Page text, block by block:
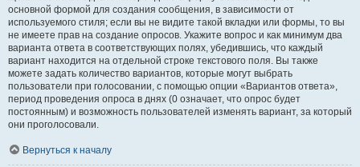
основной формой для создания сообщения, в зависимости от
используемого стиля; если вы не видите такой вкладки или формы, то вы
не имеете прав на создание опросов. Укажите вопрос и как минимум два
варианта ответа в соответствующих полях, убедившись, что каждый
вариант находится на отдельной строке текстового поля. Вы также
можете задать количество вариантов, которые могут выбрать
пользователи при голосовании, с помощью опции «Вариантов ответа»,
период проведения опроса в днях (0 означает, что опрос будет
постоянным) и возможность пользователей изменять вариант, за который
они проголосовали.
Вернуться к началу